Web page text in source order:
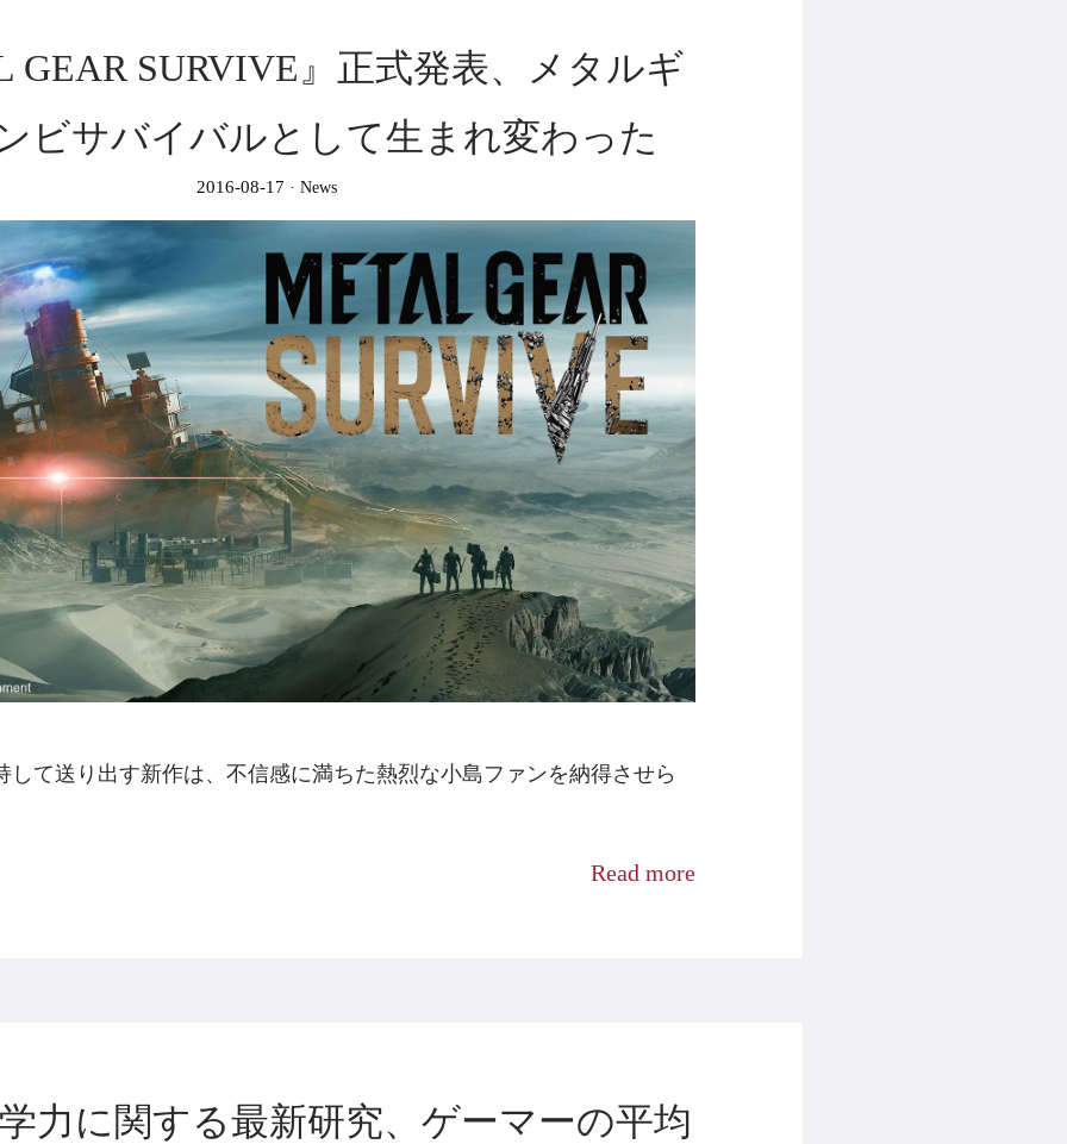
GEAR SURVIVE』正式発表、メタルギ
ビサバイバルとして生まれ変わった
2016-08-17 News
して送り出す新作は、不信感に満ちた熱烈な小島ファンを納得させら
Read more
力に関する最新研究、ゲーマーの平均